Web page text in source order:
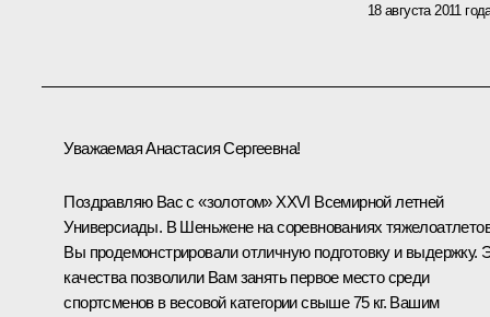
18 августа 2011
Уважаемая Анастасия Сергеевна!
Поздравляю Вас с «золотом» XXVI Всемирной летней
Универсиады. В Шеньжене на соревнованиях
Вы продемонстрировали отличную подготовку и выдержку.
качества позволили Вам занять первое место среди
спортсменов в весовой категории свыше 75 кг. Вашим